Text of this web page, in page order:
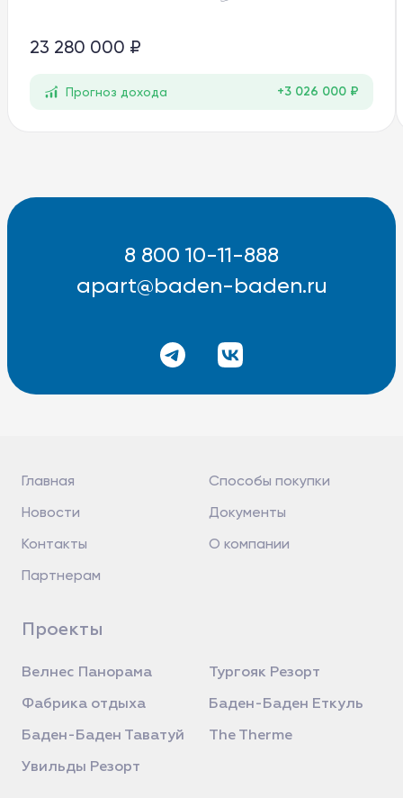
23 280 000 ₽
Прогноз дохода +3 026 000 ₽
8 800 10-11-888
apart@baden-baden.ru
Главная
Способы покупки
Новости
Документы
Контакты
О компании
Партнерам
Проекты
Велнес Панорама Тургояк Резорт
Фабрика отдыха Баден-Баден Еткуль
Баден-Баден Таватуй The Therme
Увильды Резорт